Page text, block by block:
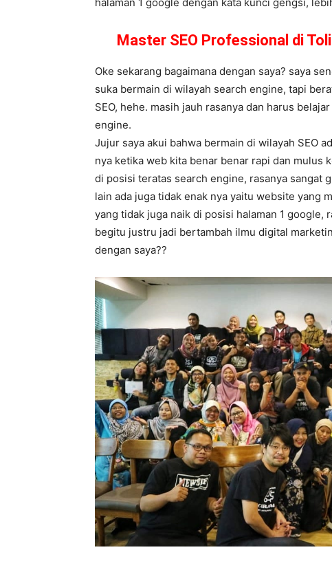
Master SEO Professional di
Oke sekarang bagaimana dengan saya? saya
suka bermain di wilayah search engine, tapi
SEO, hehe. masih jauh rasanya dan harus
engine.
Jujur saya akui bahwa bermain di wilayah SEO
nya ketika web kita benar benar rapi dan mulus
di posisi teratas search engine, rasanya sangat
lain ada juga tidak enak nya yaitu website yang
yang tidak juga naik di posisi halaman 1 google,
begitu justru jadi bertambah ilmu digital
dengan saya??